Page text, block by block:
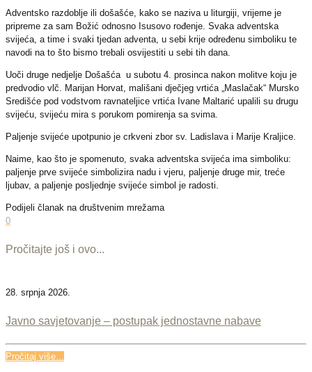
Adventsko razdoblje ili došašće, kako se naziva u liturgiji, vrijeme je
pripreme za sam Božić odnosno Isusovo rođenje. Svaka adventska
svijeća, a time i svaki tjedan adventa, u sebi krije određenu simboliku te
navodi na to što bismo trebali osvijestiti u sebi tih dana.
Uoči druge nedjelje Došašća u subotu 4. prosinca nakon molitve koju je
predvodio vlč. Marijan Horvat, mališani dječjeg vrtića „Maslačak“ Mursko
Središće pod vodstvom ravnateljice vrtića Ivane Maltarić upalili su drugu
svijeću, svijeću mira s porukom pomirenja sa svima.
Paljenje svijeće upotpunio je crkveni zbor sv. Ladislava i Marije Kraljice.
Naime, kao što je spomenuto, svaka adventska svijeća ima simboliku:
paljenje prve svijeće simbolizira nadu i vjeru, paljenje druge mir, treće
ljubav, a paljenje posljednje svijeće simbol je radosti.
Podijeli članak na društvenim mrežama
0
Pročitajte još i ovo...
28. srpnja 2026.
Javno savjetovanje – postupak jednostavne nabave
Pročitaj više...